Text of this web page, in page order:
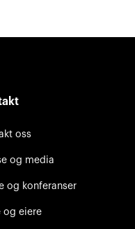
oss
og media
og konferanser
og eiere